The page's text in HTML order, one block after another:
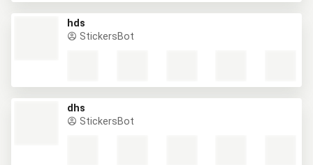
hds
StickersBot
dhs
StickersBot